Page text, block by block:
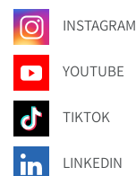
INSTAGRAM
YOUTUBE
TIKTOK
LINKEDIN